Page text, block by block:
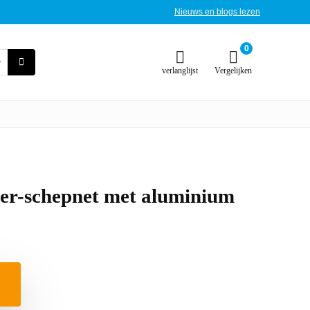
Nieuws en blogs lezen
verlanglijst
0
Vergelijken
schepnet met aluminium